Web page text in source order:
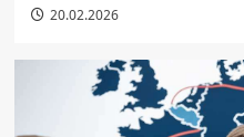
20.02.2026